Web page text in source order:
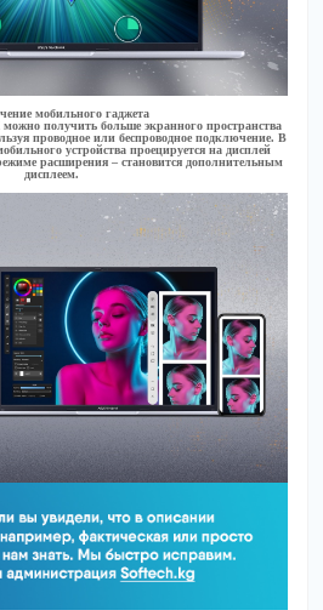
мобильного гаджета
получить больше экранного пространства
проводное или беспроводное подключение. В
устройства проецируется на дисплей
расширения – становится дополнительным
дисплеем.